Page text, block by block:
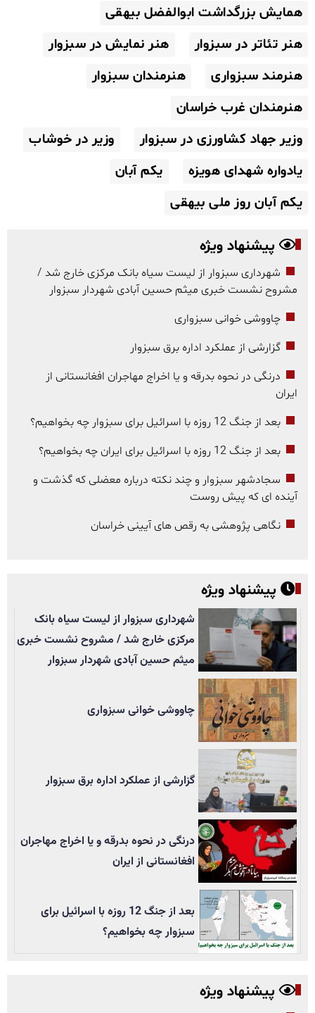
همایش بزرگداشت ابوالفضل بیهقی
هنر تئاتر در سبزوار
هنر نمایش در سبزوار
هنرمند سبزواری
هنرمندان سبزوار
هنرمندان غرب خراسان
وزیر جهاد کشاورزی در سبزوار
وزیر در خوشاب
یادواره شهدای هویزه
یکم آبان
یکم آبان روز ملی بیهقی
پیشنهاد ویژه
شهرداری سبزوار از لیست سیاه بانک مرکزی خارج شد /
مشروح نشست خبری میثم حسین آبادی شهردار سبزوار
چاووشی خوانی سبزواری
گزارشی از عملکرد اداره برق سبزوار
درنگی در نحوه بدرقه و یا اخراج مهاجران افغانستانی از
ایران
بعد از جنگ 12 روزه با اسرائیل برای سبزوار چه بخواهیم؟
بعد از جنگ 12 روزه با اسرائیل برای ایران چه بخواهیم؟
سجادشهر سبزوار و چند نکته درباره معضلی که گذشت و
آینده ای که پیش روست
نگاهی پژوهشی به رقص های آیینی خراسان
پیشنهاد ویژه
شهرداری سبزوار از لیست سیاه بانک
مرکزی خارج شد / مشروح نشست خبری
میثم حسین آبادی شهردار سبزوار
چاووشی خوانی سبزواری
گزارشی از عملکرد اداره برق سبزوار
درنگی در نحوه بدرقه و یا اخراج مهاجران
افغانستانی از ایران
بعد از جنگ 12 روزه با اسرائیل برای
سبزوار چه بخواهیم؟
پیشنهاد ویژه